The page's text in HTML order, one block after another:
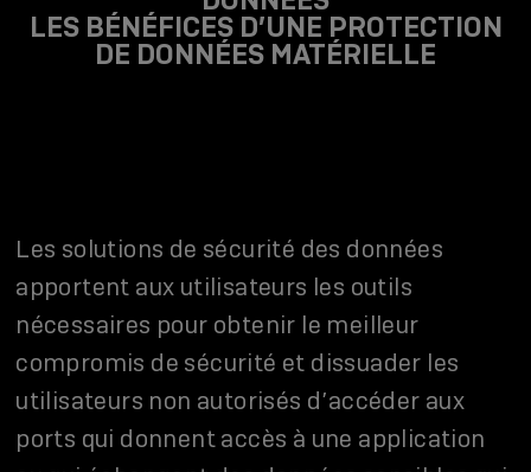
LES BÉNÉFICES D’UNE PROTECTION
DE DONNÉES MATÉRIELLE
Les solutions de sécurité des données
apportent aux utilisateurs les outils
nécessaires pour obtenir le meilleur
compromis de sécurité et dissuader les
utilisateurs non autorisés d’accéder aux
ports qui donnent accès à une application